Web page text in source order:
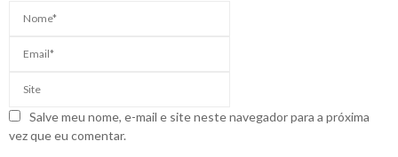
Salve meu nome, e-mail e site neste navegador para a próxima
vez que eu comentar.